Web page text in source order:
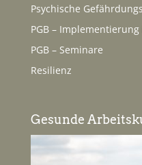
Psychische
PGB –
PGB – Seminare
Resilienz
Gesunde